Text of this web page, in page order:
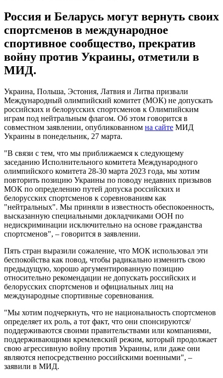
Россия и Беларусь могут вернуть своих
спортсменов в международное
спортивное сообщество, прекратив
войну против Украины, отметили в
МИД.
Украина, Польша, Эстония, Латвия и Литва призвали
Международный олимпийский комитет (МОК) не допускать
российских и белорусских спортсменов к Олимпийским
играм под нейтральным флагом. Об этом говорится в
совместном заявлении, опубликованном на сайте МИД
Украины в понедельник, 27 марта.
"В связи с тем, что мы приближаемся к следующему
заседанию Исполнительного комитета Международного
олимпийского комитета 28-30 марта 2023 года, мы хотим
повторить позицию Украины по поводу недавних призывов
МОК по определению путей допуска российских и
белорусских спортсменов к соревнованиям как
"нейтральных". Мы приняли в известность обеспокоенность,
высказанную специальными докладчиками ООН по
недискриминации исключительно на основе гражданства
спортсменов", – говорится в заявлении.
Пять стран выразили сожаление, что МОК использовал эти
беспокойства как повод, чтобы радикально изменить свою
предыдущую, хорошо аргументированную позицию
относительно рекомендации не допускать российских и
белорусских спортсменов и официальных лиц на
международные спортивные соревнования.
"Мы хотим подчеркнуть, что не национальность спортсменов
определяет их роль, а тот факт, что они спонсируются/
поддерживаются своими правительствами или компаниями,
поддерживающими кремлевский режим, который продолжает
свою агрессивную войну против Украины, или даже они
являются непосредственно российскими военными", –
заявили в МИД.